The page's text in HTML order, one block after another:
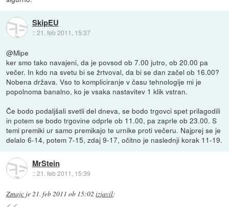
SkipEU
::21. feb 2011, 15:37
@Mipe
ker smo tako navajeni, da je povsod ob 7.00 jutro, ob 20.00 pa
večer. In kdo na svetu bi se žrtvoval, da bi se dan začel ob 16.00?
Nobena država. Vso to kompliciranje v času tehnologije mi je
popolnoma banalno, ko je vsaka nastavitev 1 klik vstran.
Če bodo podaljšali svetli del dneva, se bodo trgovci spet prilagodili
in potem se bodo trgovine odprle ob 11.00, pa zaprle ob 23.00. S
temi premiki ur samo premikajo te urnike proti večeru. Najprej se je
delalo 6-14, potem 7-15, zdaj 9-17, očitno je naslednji korak 11-19.
MrStein
::21. feb 2011, 15:39
Zmajc je 21. feb 2011 ob 15:02 izjavil: